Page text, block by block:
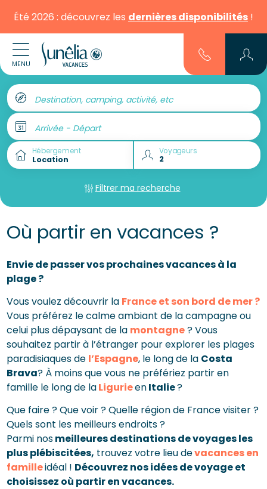
Été 2026 : découvrez les dernières disponibilités !
MENU
Destination, camping, activité, etc
Arrivée - Départ
Hébergement Voyageurs
Filtrer ma recherche
Où partir en vacances ?
Envie de passer vos prochaines vacances à la
plage ?
Vous voulez découvrir la France et son bord de mer ?
Vous préférez le calme ambiant de la campagne ou
celui plus dépaysant de la montagne? Vous
souhaitez partir à l’étranger pour explorer les plages
paradisiaques de l’Espagne, le long de la Costa
Brava? À moins que vous ne préfériez partir en
famille le long de laLigurieenItalie?
Que faire ? Que voir ? Quelle région de France visiter ?
Quels sont les meilleurs endroits ?
Parmi nosmeilleures destinations de voyages les
plus plébiscitées, trouvez votre lieu devacances en
familleidéal ! Découvrez nos idées de voyage et
choisissez où partir en vacances.